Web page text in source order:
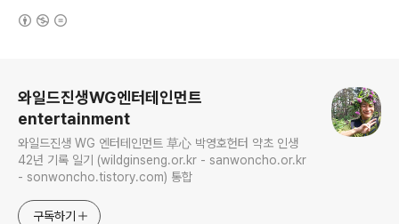
와일드진생WG엔터테인먼트
entertainment
와일드진생 WG 엔터테인먼트 草心 박영호헌터 약초 인생
42년 기록 일기 (wildginseng.or.kr - sanwoncho.or.kr
- sonwoncho.tistory.com) 통합
구독하기